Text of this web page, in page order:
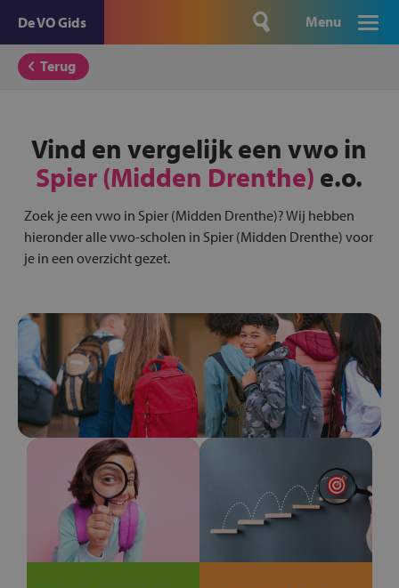
De VO Gids Menu
Terug
Vind en vergelijk een vwo in
Spier (Midden Drenthe) e.o.
Zoek je een vwo in Spier (Midden Drenthe)? Wij hebben
hieronder alle vwo-scholen in Spier (Midden Drenthe) voor
je in een overzicht gezet.